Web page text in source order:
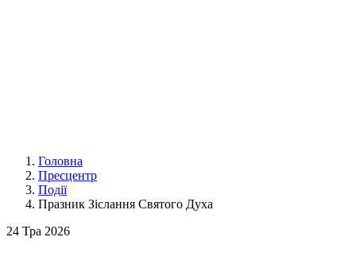
Головна
Пресцентр
Події
Празник Зіслання Святого Духа
24 Тра 2026